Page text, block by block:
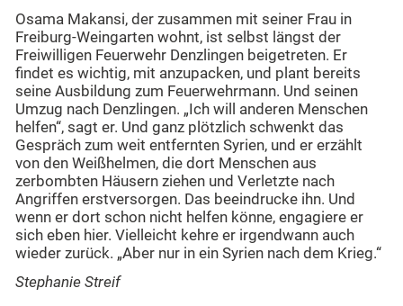
Osama Makansi, der zusammen mit seiner Frau in
Freiburg-Weingarten wohnt, ist selbst längst der
Freiwilligen Feuerwehr Denzlingen beigetreten. Er
findet es wichtig, mit anzupacken, und plant bereits
seine Ausbildung zum Feuerwehrmann. Und seinen
Umzug nach Denzlingen. „Ich will anderen Menschen
helfen“, sagt er. Und ganz plötzlich schwenkt das
Gespräch zum weit entfernten Syrien, und er erzählt
von den Weißhelmen, die dort Menschen aus
zerbombten Häusern ziehen und Verletzte nach
Angriffen erstversorgen. Das beeindrucke ihn. Und
wenn er dort schon nicht helfen könne, engagiere er
sich eben hier. Vielleicht kehre er irgendwann auch
wieder zurück. „Aber nur in ein Syrien nach dem Krieg.“
Stephanie Streif